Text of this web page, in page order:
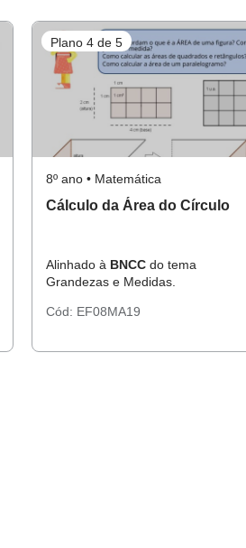
Plano 4 de 5
8º ano • Matemática
Cálculo da Área do Círculo
Alinhado à BNCC do tema
Grandezas e Medidas.
Cód: EF08MA19